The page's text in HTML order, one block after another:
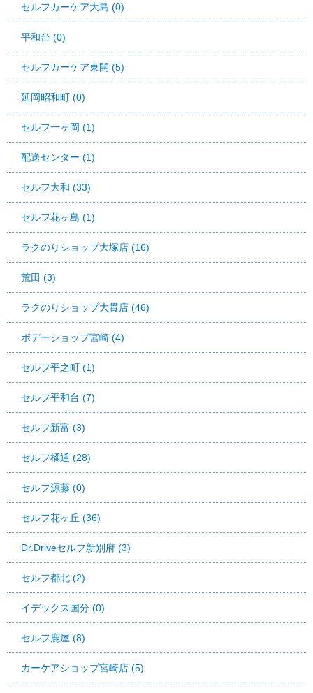
セルフカーケア大島 (0)
平和台 (0)
セルフカーケア東開 (5)
延岡昭和町 (0)
セルフ一ヶ岡 (1)
配送センター (1)
セルフ大和 (33)
セルフ花ヶ島 (1)
ラクのりショップ大塚店 (16)
荒田 (3)
ラクのりショップ大貫店 (46)
ボデーショップ宮崎 (4)
セルフ平之町 (1)
セルフ平和台 (7)
セルフ新富 (3)
セルフ橘通 (28)
セルフ源藤 (0)
セルフ花ヶ丘 (36)
Dr.Driveセルフ新別府 (3)
セルフ都北 (2)
イデックス国分 (0)
セルフ鹿屋 (8)
カーケアショップ宮崎店 (5)